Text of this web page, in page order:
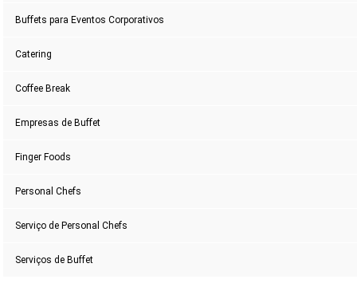
Buffets para Eventos Corporativos
Catering
Coffee Break
Empresas de Buffet
Finger Foods
Personal Chefs
Serviço de Personal Chefs
Serviços de Buffet